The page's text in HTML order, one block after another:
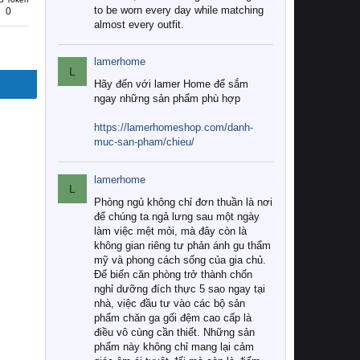
0
to be worn every day while matching
almost every outfit.
L
lamerhome
Hãy đến với lamer Home để sắm
ngay những sản phẩm phù hợp
https://lamerhomeshop.com/danh-
muc-san-pham/chieu/
L
lamerhome
Phòng ngủ không chỉ đơn thuần là nơi
để chúng ta ngả lưng sau một ngày
làm việc mệt mỏi, mà đây còn là
không gian riêng tư phản ánh gu thẩm
mỹ và phong cách sống của gia chủ.
Để biến căn phòng trở thành chốn
nghỉ dưỡng đích thực 5 sao ngay tại
nhà, việc đầu tư vào các bộ sản
phẩm chăn ga gối đệm cao cấp là
điều vô cùng cần thiết. Những sản
phẩm này không chỉ mang lại cảm